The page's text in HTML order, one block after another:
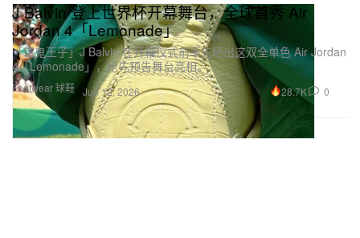
Footwear 球鞋
J Balvin 登上世界杯开幕舞台，全球首秀 Air
Jordan 4「Lemonade」
「雷鬼王子」J Balvin 在开幕仪式前率先晒出这双全单色 Air Jordan
4「Lemonade」，抢先预告舞台亮相。
Jun 12, 2026 28.7K 0